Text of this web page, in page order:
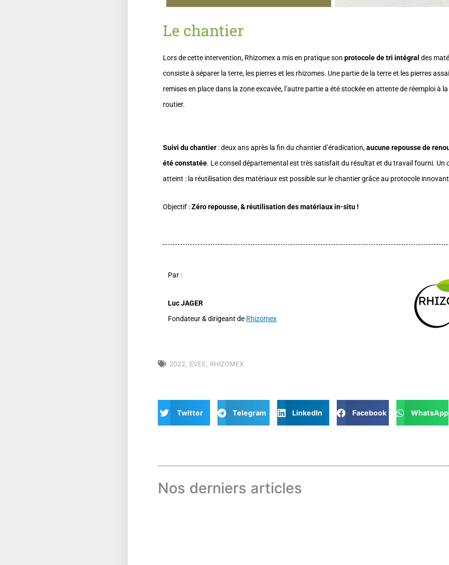
Le chantier
Lors de cette intervention, Rhizomex a mis en pratique sonprotocole de tri intégral des
consiste à séparer la terre, les pierres et les rhizomes. Une partie de la terre et les pierres
remises en place dans la zone excavée, l’autre partie a été stockée en attente de réemploi à
routier.
Suivi du chantier : deux ans après la fin du chantier d’éradication,aucune repousse de
été constatée. Le conseil départemental est très satisfait du résultat et du travail fourni. Un
atteint : la réutilisation des matériaux est possible sur le chantier grâce au protocole
Objectif :Zéro repousse, & réutilisation des matériaux in-situ !
Par :
Luc JAGER
Fondateur & dirigeant de Rhizomex
2022, EVEE, RHIZOMEX
Twitter Telegram LinkedIn Facebook WhatsApp
Nos derniers articles